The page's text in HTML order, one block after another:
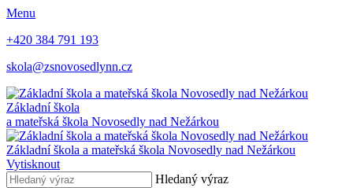
Menu
+420 384 791 193
skola@zsnovosedlynn.cz
Základní škola
a mateřská škola Novosedly nad Nežárkou
Základní škola a mateřská škola Novosedly nad Nežárkou
Vytisknout
Hledaný výraz